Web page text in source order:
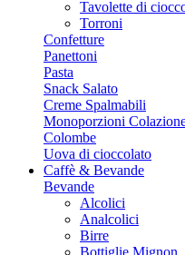
Tavolette di
Torroni
Confetture
Panettoni
Pasta
Snack Salato
Creme Spalmabili
Monoporzioni
Colombe
Uova di cioccolato
Caffè & Bevande
Bevande
Alcolici
Analcolici
Birre
Bottiglie Mignon